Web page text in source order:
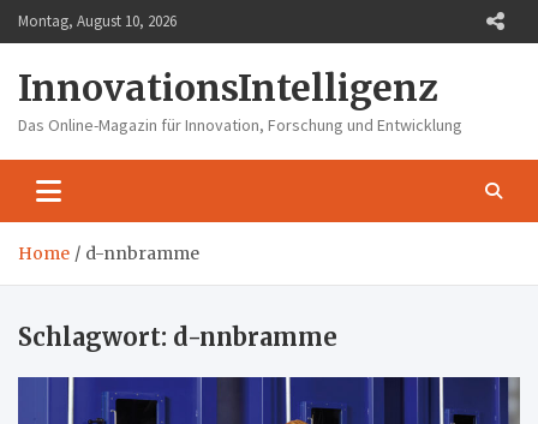
Skip
to
Montag, August 10, 2026
InnovationsIntelligenz
Das Online-Magazin für Innovation, Forschung und Entwicklung
Home d-nnbramme
Schlagwort: d-nnbramme